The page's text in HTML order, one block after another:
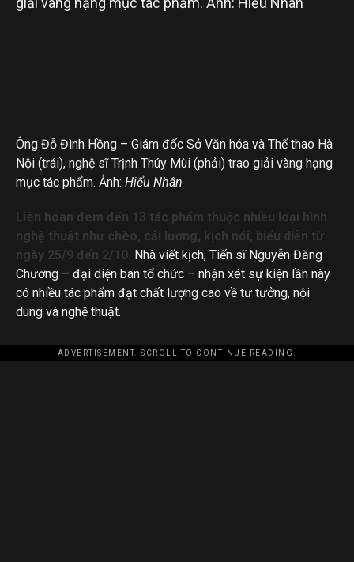
Ông Đỗ Đình Hồng – Giám đốc Sở Văn hóa và Thể thao Hà
Nội (trái), nghệ sĩ Trịnh Thúy Mùi (phải) trao giải vàng hạng
mục tác phẩm. Ảnh: Hiểu Nhân
Liên hoan đem đến 13 tác phẩm thuộc nhiều loại hình
nghệ thuật như chèo, cải lương, kịch nói, biểu diễn từ
ngày 25/9 đến 2/10. Nhà viết kịch, Tiến sĩ Nguyễn Đăng
Chương – đại diện ban tổ chức – nhận xét sự kiện lần này
có nhiều tác phẩm đạt chất lượng cao về tư tưởng, nội
dung và nghệ thuật.
ADVERTISEMENT. SCROLL TO CONTINUE READING.